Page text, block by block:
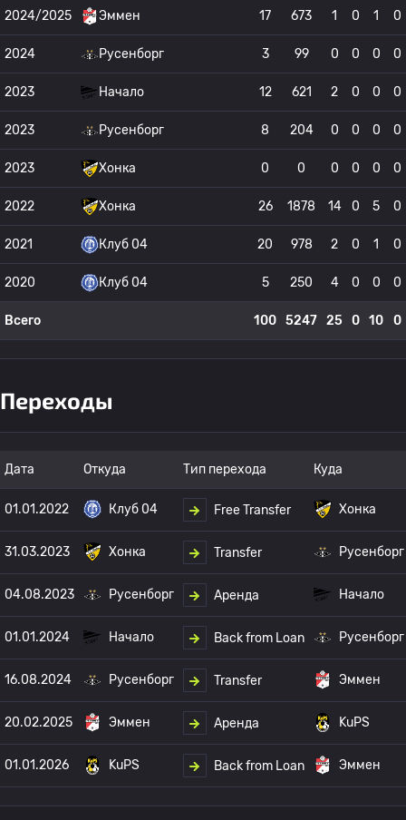
2024/2025 Эммен 17 673 1 0 1 0
2024 Русенборг 3 99 0 0 0 0
2023 Начало 12 621 2 0 0 0
2023 Русенборг 8 204 0 0 0 0
2023 Хонка 0 0 0 0 0 0
2022 Хонка 26 1878 14 0 5 0
2021 Клуб 04 20 978 2 0 1 0
2020 Клуб 04 5 250 4 0 0 0
Всего 100 5247 25 0 10 0
Переходы
Дата Откуда Тип перехода Куда
01.01.2022 Клуб 04 Free Transfer Хонка
31.03.2023 Хонка Transfer Русенборг
04.08.2023 Русенборг Аренда Начало
01.01.2024 Начало Back from Loan Русенборг
16.08.2024 Русенборг Transfer Эммен
20.02.2025 Эммен Аренда KuPS
01.01.2026 KuPS Back from Loan Эммен